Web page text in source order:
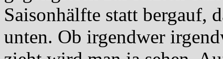
Saisonhälfte statt bergauf,
unten. Ob irgendwer